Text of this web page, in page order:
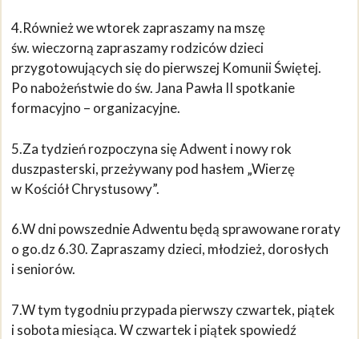
4.Również we wtorek zapraszamy na mszę
św. wieczorną zapraszamy rodziców dzieci
przygotowujących się do pierwszej Komunii Świętej.
Po nabożeństwie do św. Jana Pawła II spotkanie
formacyjno – organizacyjne.
5.Za tydzień rozpoczyna się Adwent i nowy rok
duszpasterski, przeżywany pod hasłem „Wierzę
w Kościół Chrystusowy”.
6.W dni powszednie Adwentu będą sprawowane roraty
o go.dz 6.30. Zapraszamy dzieci, młodzież, dorosłych
i seniorów.
7.W tym tygodniu przypada pierwszy czwartek, piątek
i sobota miesiąca. W czwartek i piątek spowiedź